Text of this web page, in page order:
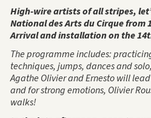
High-wire artists of all stripes,
National des Arts du Cirque from
Arrival and installation on the
The programme includes:
techniques, jumps, dances and
Agathe Olivier and Ernesto will
and for strong emotions, Olivier
walks!